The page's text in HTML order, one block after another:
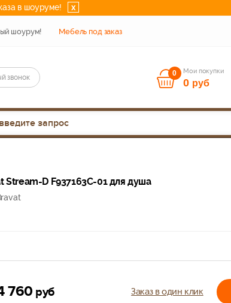
в шоуруме! x
шоурум! Мебель под заказ
звонок 0 Мои покупки
0 руб
Stream-D F937163C-01 для душа
760 руб Заказ в один клик